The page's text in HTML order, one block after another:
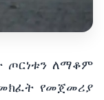
ጦርነቱን ለማቆም
የመጀመሪያ